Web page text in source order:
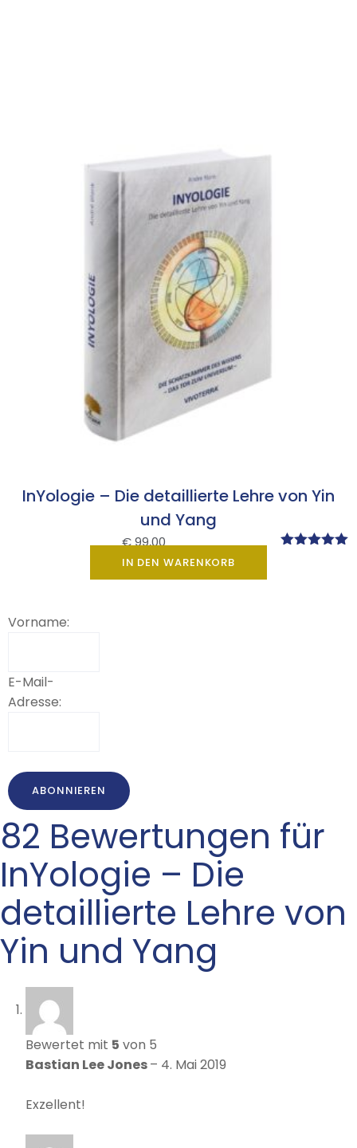
InYologie – Die detaillierte Lehre von Yin
und Yang
€99,00
IN DEN WARENKORB
Vorname:
E-Mail-
Adresse:
82 Bewertungen für
InYologie – Die
detaillierte Lehre von
Yin und Yang
Bewertet mit 5 von 5
Bastian Lee Jones– 4. Mai 2019
Exzellent!